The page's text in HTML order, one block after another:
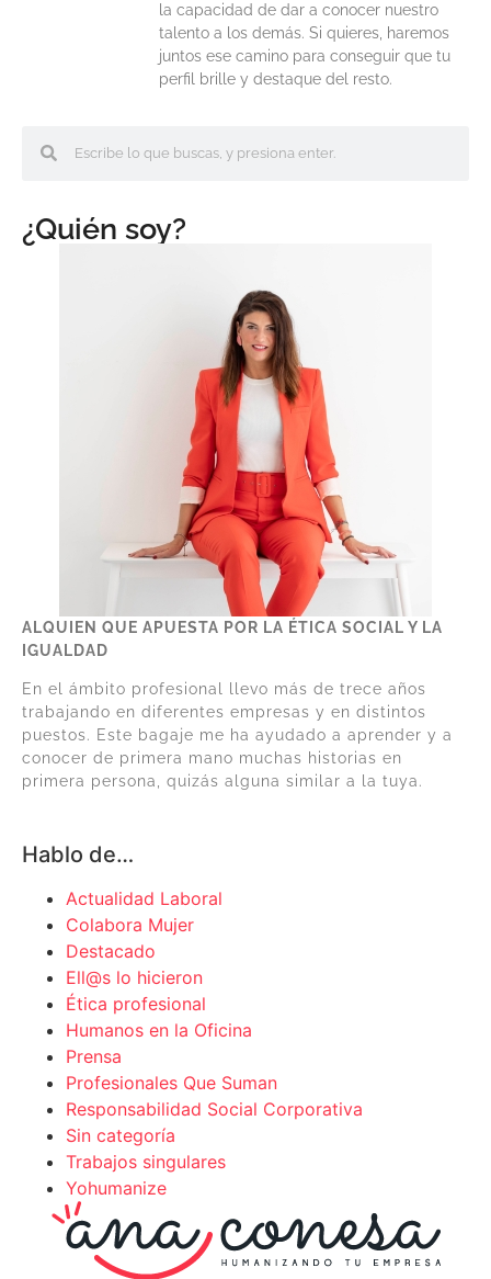
la capacidad de dar a conocer nuestro
talento a los demás. Si quieres, haremos
juntos ese camino para conseguir que tu
perfil brille y destaque del resto.
¿Quién soy?
ALQUIEN QUE APUESTA POR LA ÉTICA SOCIAL Y LA
IGUALDAD
En el ámbito profesional llevo más de trece años
trabajando en diferentes empresas y en distintos
puestos. Este bagaje me ha ayudado a aprender y a
conocer de primera mano muchas historias en
primera persona, quizás alguna similar a la tuya.
Hablo de…
Actualidad Laboral
Colabora Mujer
Destacado
Ell@s lo hicieron
Ética profesional
Humanos en la Oficina
Prensa
Profesionales Que Suman
Responsabilidad Social Corporativa
Sin categoría
Trabajos singulares
Yohumanize